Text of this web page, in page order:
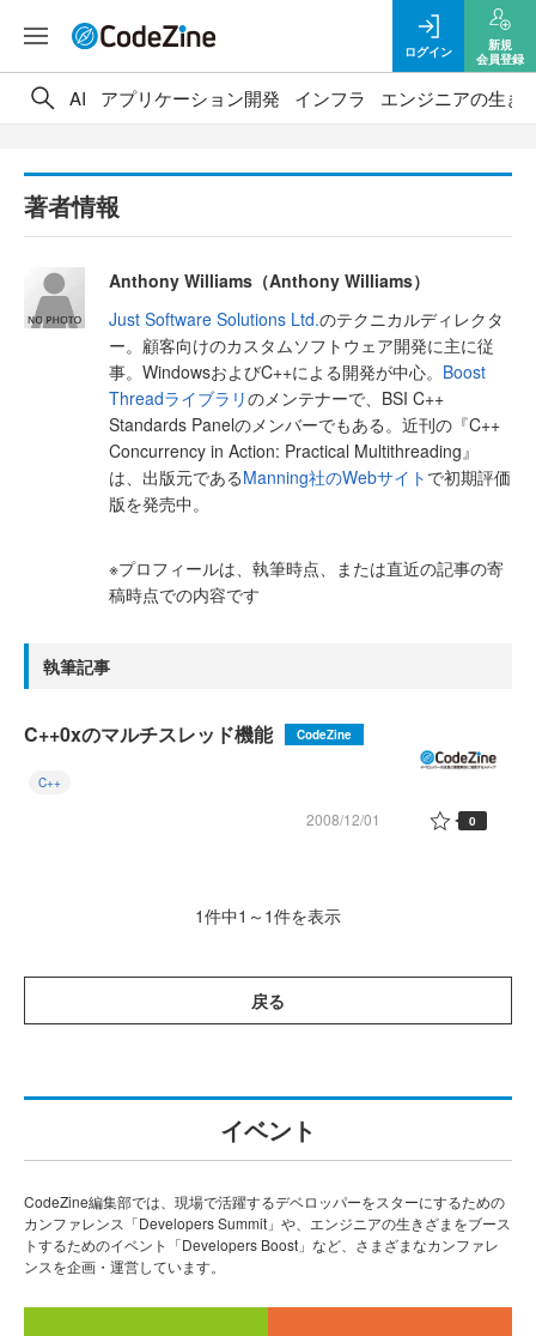
ログイン
新規
会員登録
AI アプリケーション開発 インフラ エンジニアの生き
著者情報
Anthony Williams（Anthony Williams）
Just Software Solutions Ltd.のテクニカルディレクタ
ー。顧客向けのカスタムソフトウェア開発に主に従
事。WindowsおよびC++による開発が中心。 Boost
Threadライブラリのメンテナーで、BSI C++
Standards Panelのメンバーでもある。近刊の『C++
Concurrency in Action: Practical Multithreading』
は、出版元であるManning社のWebサイト で初期評価
版を発売中。
※プロフィールは、執筆時点、または直近の記事の寄
稿時点での内容です
執筆記事
C++0xのマルチスレッド機能 CodeZine
C++
2008/12/01 0
1件中1～1件を表示
戻る
イベント
CodeZine編集部では、現場で活躍するデベロッパーをスターにするための
カンファレンス「Developers Summit」や、エンジニアの生きざまをブース
トするためのイベント「Developers Boost」など、さまざまなカンファレ
ンスを企画・運営しています。